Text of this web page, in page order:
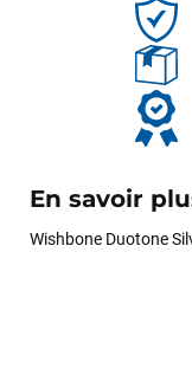
En savoir
Wishbone Duotone